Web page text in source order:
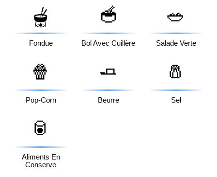
🫕
Fondue
🥣
Bol Avec Cuillère
🥗
Salade Verte
🍿
Pop-Corn
🧈
Beurre
🧂
Sel
🥫
Aliments En
Conserve